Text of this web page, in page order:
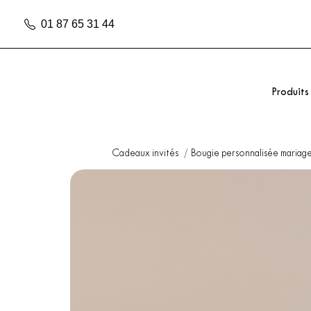
01 87 65 31 44
Produits
Cadeaux invités Bougie personnalisée